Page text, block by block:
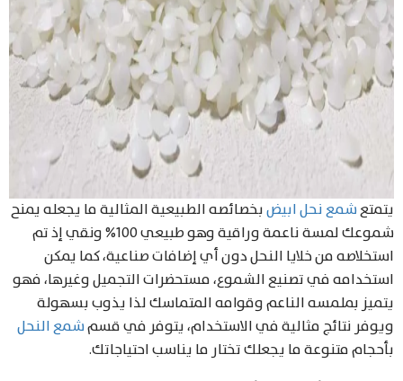
Products
search
يتمتعشمع نحل ابيضبخصائصه الطبيعية المثالية ما يجعله يمنح
شموعك لمسة ناعمة وراقية وهو طبيعي 100% ونقي إذ تم
استخلاصه من خلايا النحل دون أي إضافات صناعية، كما يمكن
استخدامه في تصنيع الشموع، مستحضرات التجميل وغيرها، فهو
يتميز بملمسه الناعم وقوامه المتماسك لذا يذوب بسهولة
ويوفر نتائج مثالية في الاستخدام، يتوفر في قسمشمع النحل
بأحجام متنوعة ما يجعلك تختار ما يناسب احتياجاتك.